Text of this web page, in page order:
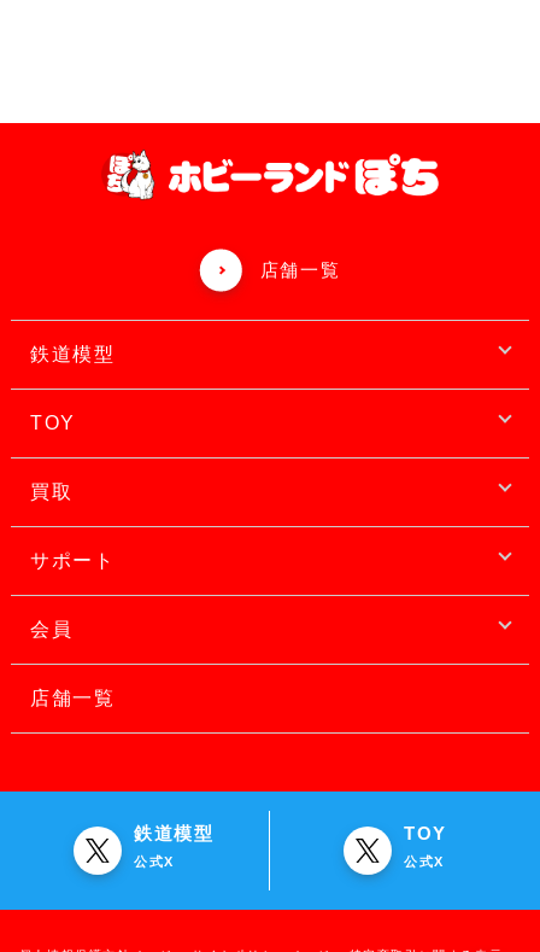
店舗一覧
鉄道模型
TOY
買取
サポート
会員
店舗一覧
鉄道模型
公式X
TOY
公式X